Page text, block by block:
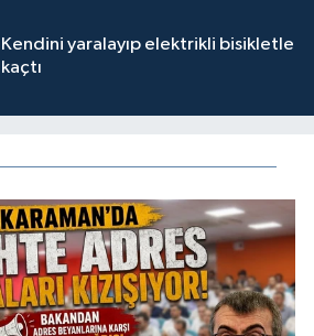
Kendini yaralayıp elektrikli bisikletle
kaçtı